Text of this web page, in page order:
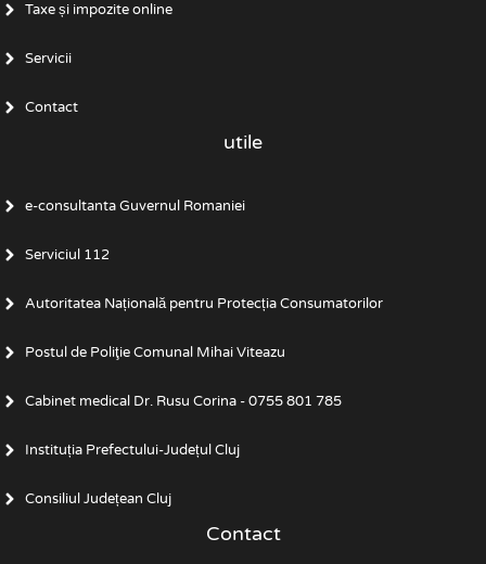
Taxe și impozite online
Servicii
Contact
utile
e-consultanta Guvernul Romaniei
Serviciul 112
Autoritatea Națională pentru Protecția Consumatorilor
Postul de Poliţie Comunal Mihai Viteazu
Cabinet medical Dr. Rusu Corina - 0755 801 785
Instituția Prefectului-Județul Cluj
Consiliul Județean Cluj
Contact